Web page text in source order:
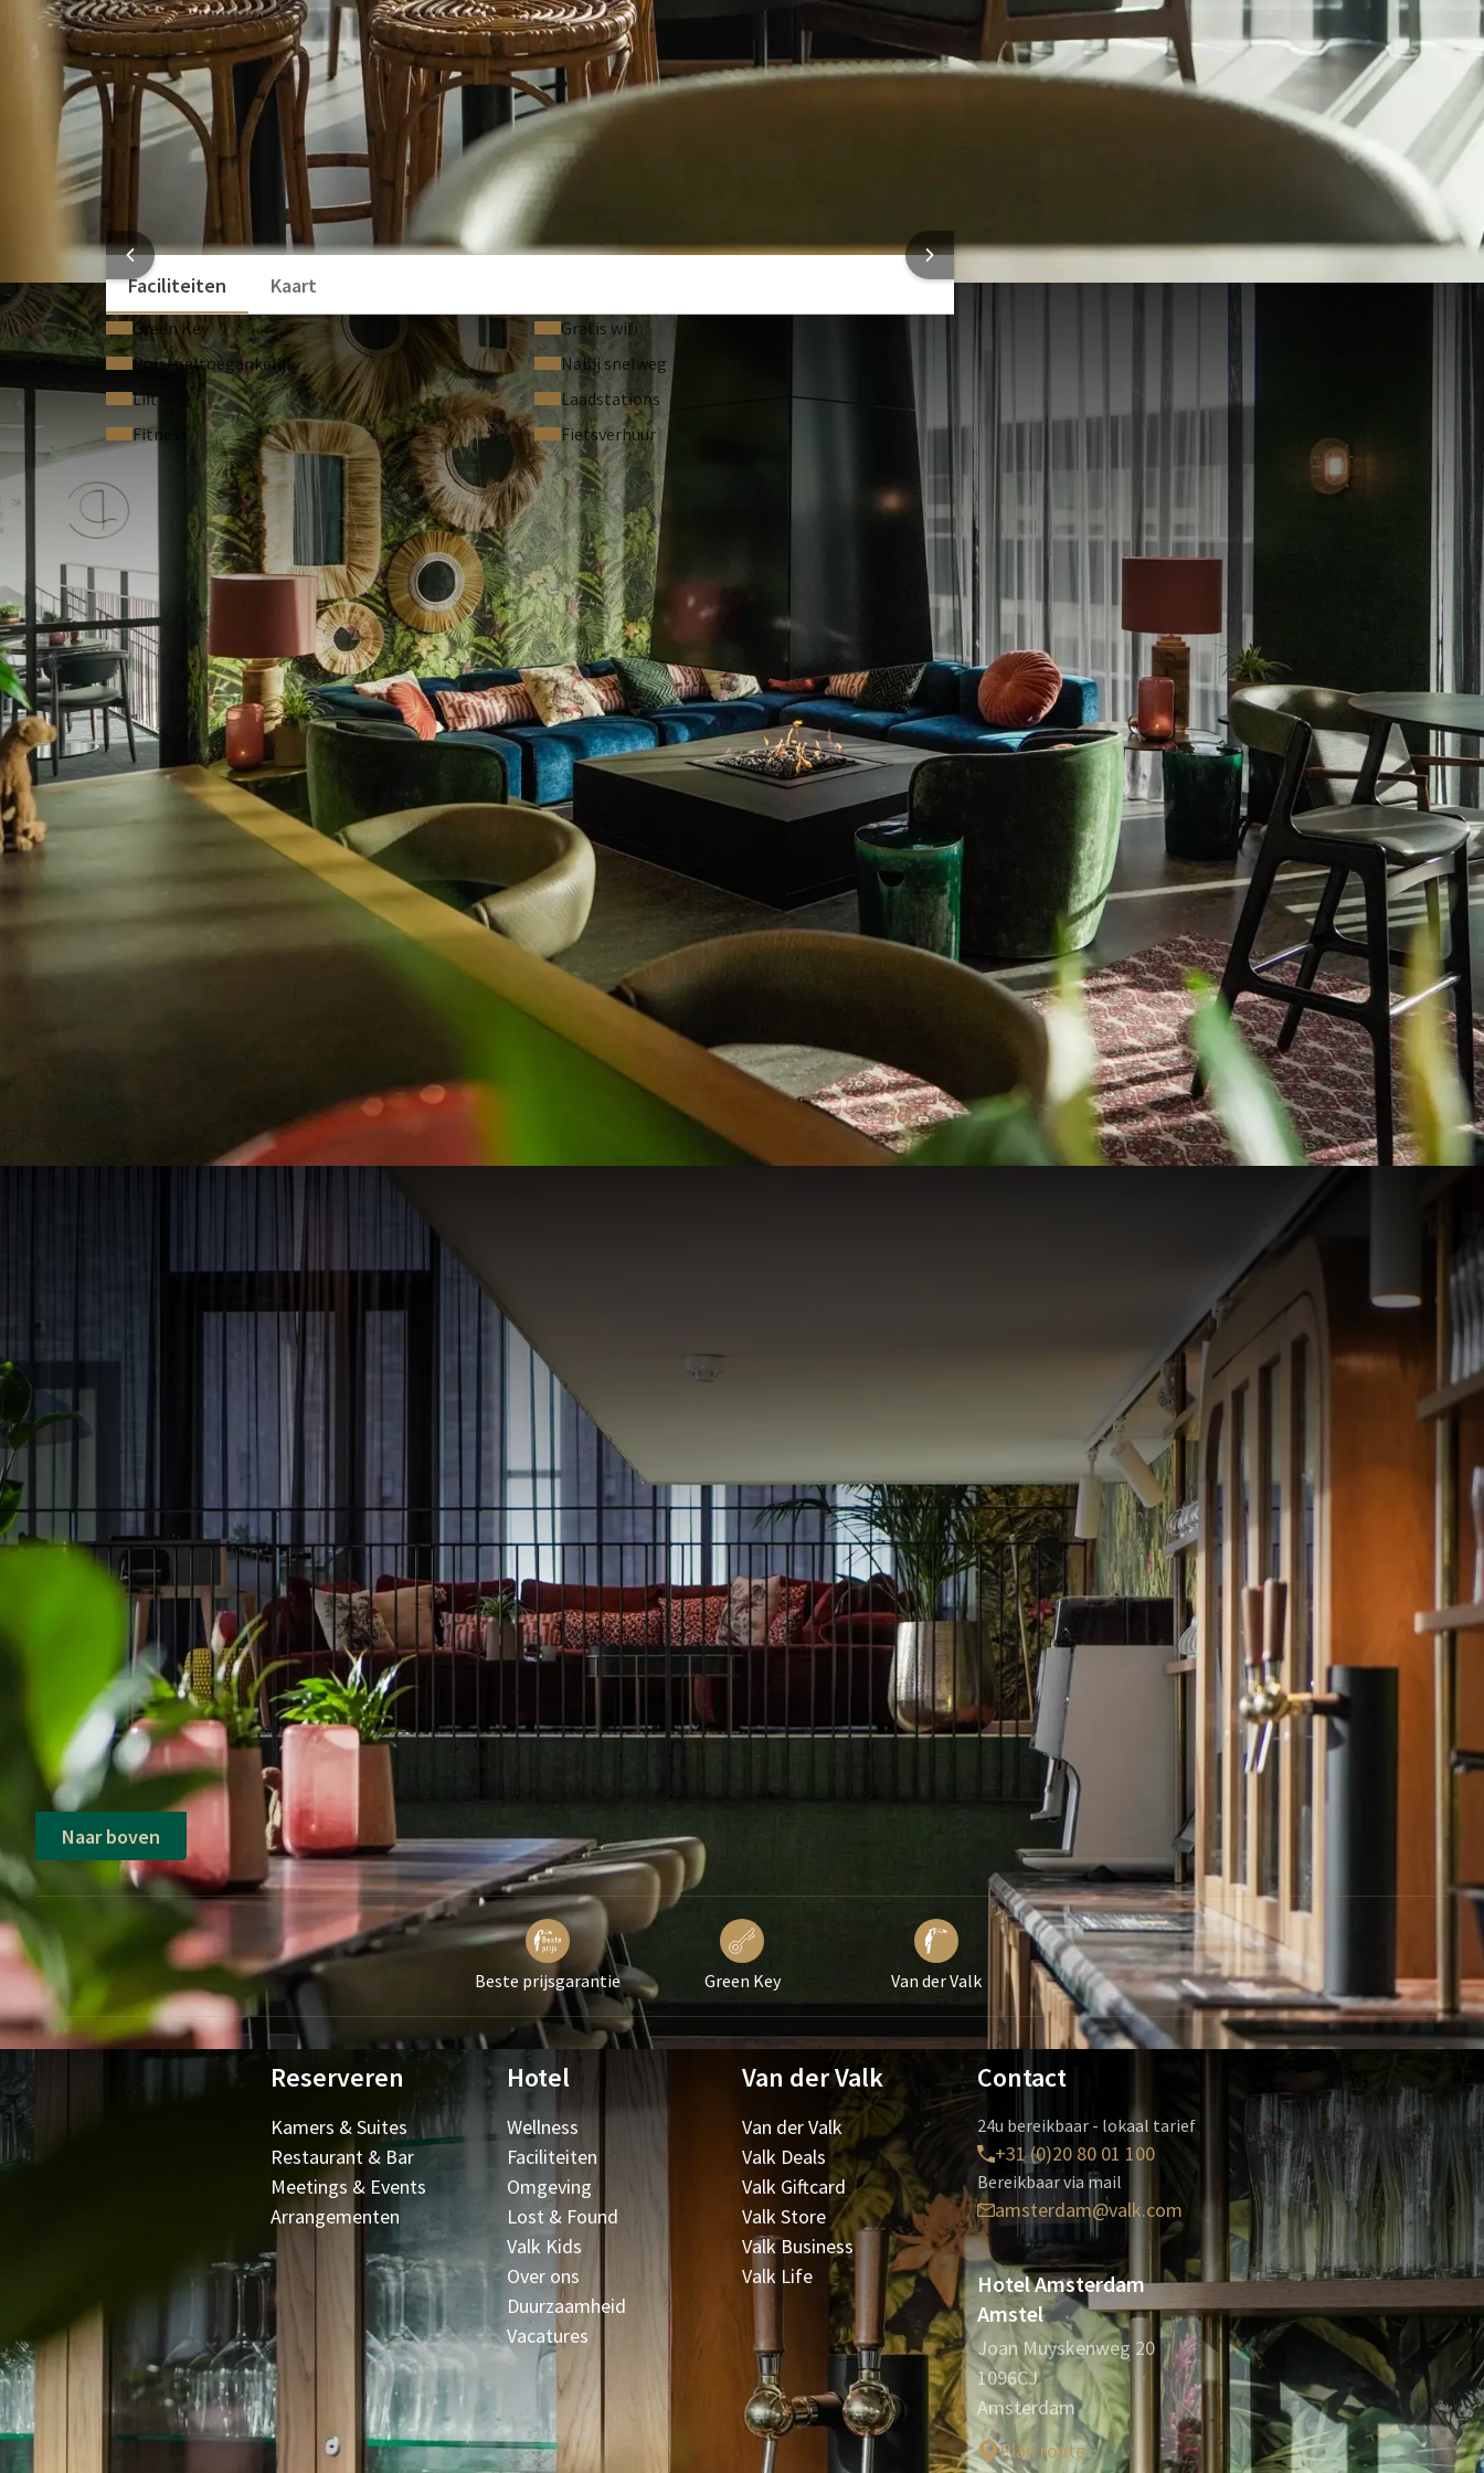
Presentatiekoffer
Tussenwanden opsplitsbaar
Optionele faciliteiten
Conference Call apparatuur (Op aanvraag)
Podium (Op aanvraag)
Microfoon (Op aanvraag)
Inschrijftafel (Op aanvraag)
Videoconferentie (Op aanvraag)
Laser pointer (Op aanvraag)
Katheder (Op aanvraag)
Headset (Op aanvraag)
HOTEL INFORMATIE
Faciliteiten
Kaart
Green Key
Gratis wifi
Rolstoeltoegankelijk
Nabij snelweg
Lift
Laadstations
Fitness
Fietsverhuur
Naar boven
Beste prijsgarantie Green Key Van der Valk
Reserveren
Kamers & Suites
Restaurant & Bar
Meetings & Events
Arrangementen
Hotel
Wellness
Faciliteiten
Omgeving
Lost & Found
Valk Kids
Over ons
Duurzaamheid
Vacatures
Van der Valk
Van der Valk
Valk Deals
Valk Giftcard
Valk Store
Valk Business
Valk Life
Contact
24u bereikbaar - lokaal tarief
+31 (0)20 80 01 100
Bereikbaar via mail
amsterdam@valk.com
Hotel Amsterdam
Amstel
Joan Muyskenweg 20
1096CJ
Amsterdam
Plan route